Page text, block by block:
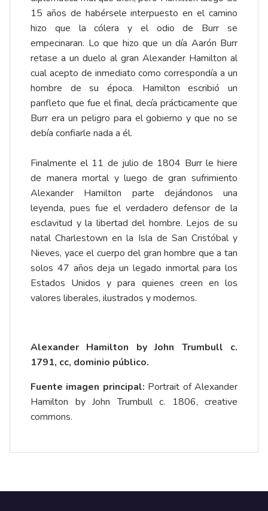
15 años de habérsele interpuesto en el camino
hizo que la cólera y el odio de Burr se
empecinaran. Lo que hizo que un día Aarón Burr
retase a un duelo al gran Alexander Hamilton al
cual acepto de inmediato como correspondía a un
hombre de su época. Hamilton escribió un
panfleto que fue el final, decía prácticamente que
Burr era un peligro para el gobierno y que no se
debía confiarle nada a él.
Finalmente el 11 de julio de 1804 Burr le hiere
de manera mortal y luego de gran sufrimiento
Alexander Hamilton parte dejándonos una
leyenda, pues fue el verdadero defensor de la
esclavitud y la libertad del hombre. Lejos de su
natal Charlestown en la Isla de San Cristóbal y
Nieves, yace el cuerpo del gran hombre que a tan
solos 47 años deja un legado inmortal para los
Estados Unidos y para quienes creen en los
valores liberales, ilustrados y modernos.
Alexander Hamilton by John Trumbull c.
1791, cc, dominio público.
Fuente imagen principal: Portrait of Alexander
Hamilton by John Trumbull c. 1806, creative
commons.